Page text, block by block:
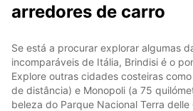
arredores de carro
Se está a procurar explorar algumas
incomparáveis de Itália, Brindisi é o
Explore outras cidades costeiras
de distância) e Monopoli (a 75
beleza do Parque Nacional Terra delle